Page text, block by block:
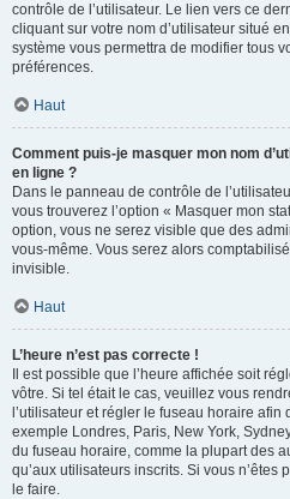
contrôle de l’utilisateur. Le lien vers ce
cliquant sur votre nom d’utilisateur situé
système vous permettra de modifier tous
préférences.
Haut
Comment puis-je masquer mon nom
en ligne ?
Dans le panneau de contrôle de
vous trouverez l’option « Masquer mon
option, vous ne serez visible que des
vous-même. Vous serez alors
invisible.
Haut
L’heure n’est pas correcte !
Il est possible que l’heure affichée soit
vôtre. Si tel était le cas, veuillez vous
l’utilisateur et régler le fuseau horaire
exemple Londres, Paris, New York,
du fuseau horaire, comme la plupart des
qu’aux utilisateurs inscrits. Si vous n’êtes
le faire.